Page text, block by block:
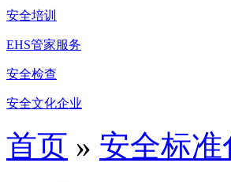
安全培训
EHS管家服务
安全检查
安全文化企业
首页 » 安全标准